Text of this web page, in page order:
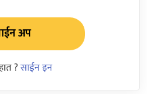
अप
?साईन इन